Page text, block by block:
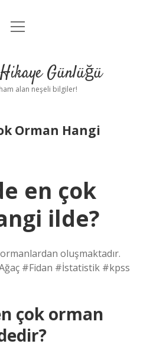
Anasayfa
Uyarı
menüyü
Günlüğü
alan neşeli bilgiler!
Orman Hangi
en çok
ilde?
oluşmaktadır.
#Fidan #İstatistik #kpss
çok orman